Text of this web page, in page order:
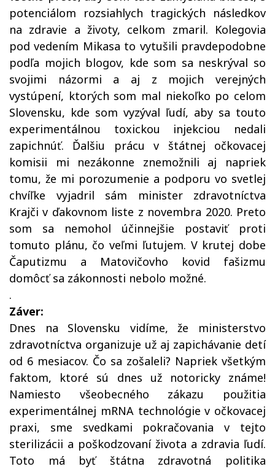
potenciálom rozsiahlych tragických následkov
na zdravie a životy, celkom zmaril. Kolegovia
pod vedením Mikasa to vytušili pravdepodobne
podľa mojich blogov, kde som sa neskrýval so
svojimi názormi a aj z mojich verejných
vystúpení, ktorých som mal niekoľko po celom
Slovensku, kde som vyzýval ľudí, aby sa touto
experimentálnou toxickou injekciou nedali
zapichnúť. Ďalšiu prácu v štátnej očkovacej
komisii mi nezákonne znemožnili aj napriek
tomu, že mi porozumenie a podporu vo svetlej
chvíľke vyjadril sám minister zdravotníctva
Krajči v ďakovnom liste z novembra 2020. Preto
som sa nemohol účinnejšie postaviť proti
tomuto plánu, čo veľmi ľutujem. V krutej dobe
Čaputizmu a Matovičovho kovid fašizmu
domôcť sa zákonnosti nebolo možné.
.
Záver:
Dnes na Slovensku vidíme, že ministerstvo
zdravotníctva organizuje už aj zapichávanie detí
od 6 mesiacov. Čo sa zošaleli? Napriek všetkým
faktom, ktoré sú dnes už notoricky známe!
Namiesto všeobecného zákazu použitia
experimentálnej mRNA technológie v očkovacej
praxi, sme svedkami pokračovania v tejto
sterilizácii a poškodzovaní života a zdravia ľudí.
Toto má byť štátna zdravotná politika